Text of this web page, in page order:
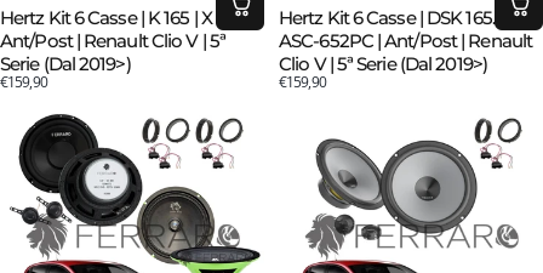
Hertz Kit 6 Casse | K 165 | X 165 |
Ant/Post | Renault Clio V | 5ª
Serie (Dal 2019>)
€159,90
Hertz Kit 6 Casse | DSK 165.3 |
ASC-652PC | Ant/Post | Renault
Clio V | 5ª Serie (Dal 2019>)
€159,90